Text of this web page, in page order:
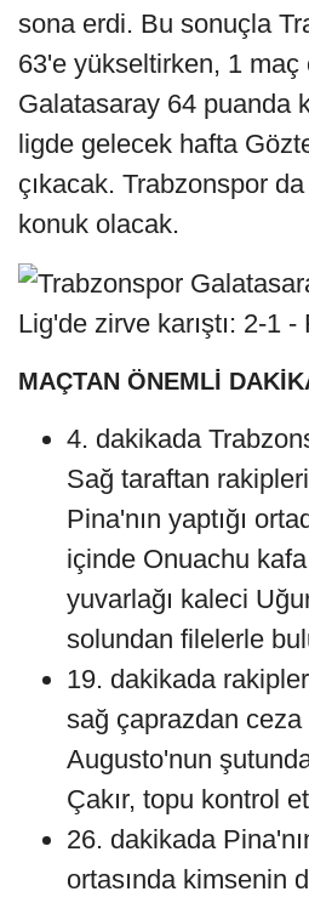
sona erdi. Bu sonuçla
63'e yükseltirken, 1 maç
Galatasaray 64 puanda
ligde gelecek hafta
çıkacak. Trabzonspor
konuk olacak.
MAÇTAN ÖNEMLİ
4. dakikada
Sağ taraftan
Pina'nın yaptığı
içinde Onuachu
yuvarlağı kaleci
solundan filelerle
19. dakikada
sağ çaprazdan ceza
Augusto'nun
Çakır, topu kontrol
26. dakikada
ortasında kimsenin